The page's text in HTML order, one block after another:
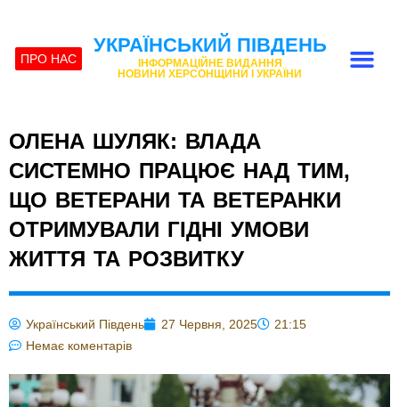
ПРО НАС
УКРАЇНСЬКИЙ ПІВДЕНЬ
ІНФОРМАЦІЙНЕ ВИДАННЯ
НОВИНИ ХЕРСОНЩИНИ І УКРАЇНИ
ОЛЕНА ШУЛЯК: ВЛАДА
СИСТЕМНО ПРАЦЮЄ НАД ТИМ,
ЩО ВЕТЕРАНИ ТА ВЕТЕРАНКИ
ОТРИМУВАЛИ ГІДНІ УМОВИ
ЖИТТЯ ТА РОЗВИТКУ
Український Південь 27 Червня, 2025
21:15
Немає коментарів